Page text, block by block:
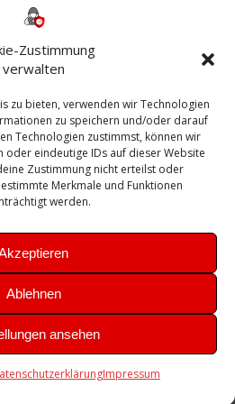
Zustimmung
verwalten
zu bieten, verwenden wir Technologien
zu speichern und/oder darauf
Technologien zustimmst, können wir
oder eindeutige IDs auf dieser Website
Zustimmung nicht erteilst oder
Merkmale und Funktionen
werden.
Ablehnen
ansehen
Impressum
firewall Fritzbox
Microsoft
Server Sicherheit
Sophos SSL Ubuntu
UTM VCenter VCSA Veeam
WAZUH Windows
Theme